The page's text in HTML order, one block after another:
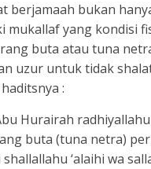
berjamaah bukan
mukallaf yang kondisi
buta atau tuna
uzur untuk tidak
:
Hurairah radhiyallahu
buta (tuna netra)
‘alaihi wa